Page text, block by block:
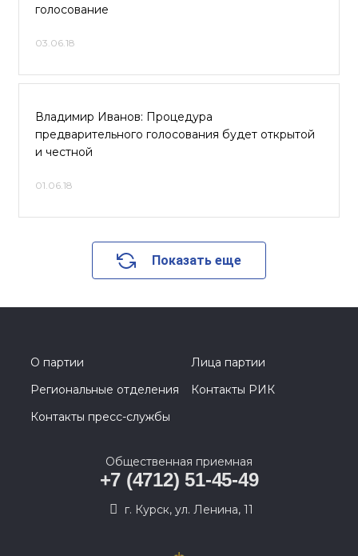
голосование
03.06.18
Владимир Иванов: Процедура
предварительного голосования будет открытой
и честной
01.06.18
Показать еще
О партии
Лица партии
Региональные отделения
Контакты РИК
Контакты пресс-службы
Общественная приемная
+7 (4712) 51-45-49
г. Курск, ул. Ленина, 11